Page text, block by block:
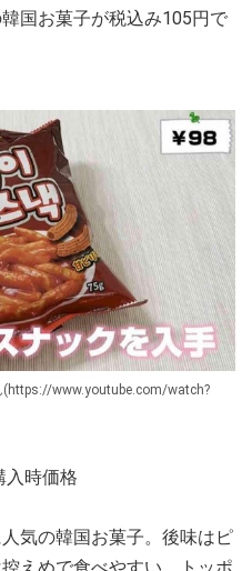
国お菓子が税込み105円で
www.youtube.com/watch?
時価格
気の韓国お菓子。後味はピ